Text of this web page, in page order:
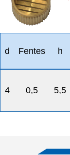
d Fentes h
4 0,5 5,5